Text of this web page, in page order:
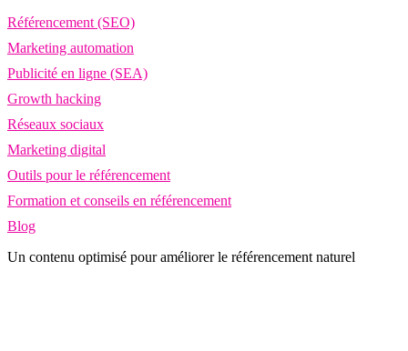
Référencement (SEO)
Marketing automation
Publicité en ligne (SEA)
Growth hacking
Réseaux sociaux
Marketing digital
Outils pour le référencement
Formation et conseils en référencement
Blog
Un contenu optimisé pour améliorer le référencement naturel